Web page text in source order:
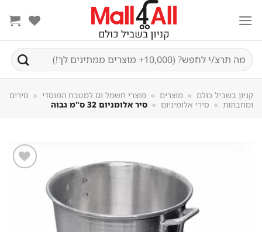
חיפוש
עבור:
קניון בשביל כולם » מוצרים » מוצרי חשמל וגז למטבח המוסדי » סירים
ומחבתות » סירי אלומיניום » סיר אלומניום 32 ס"מ גבוה